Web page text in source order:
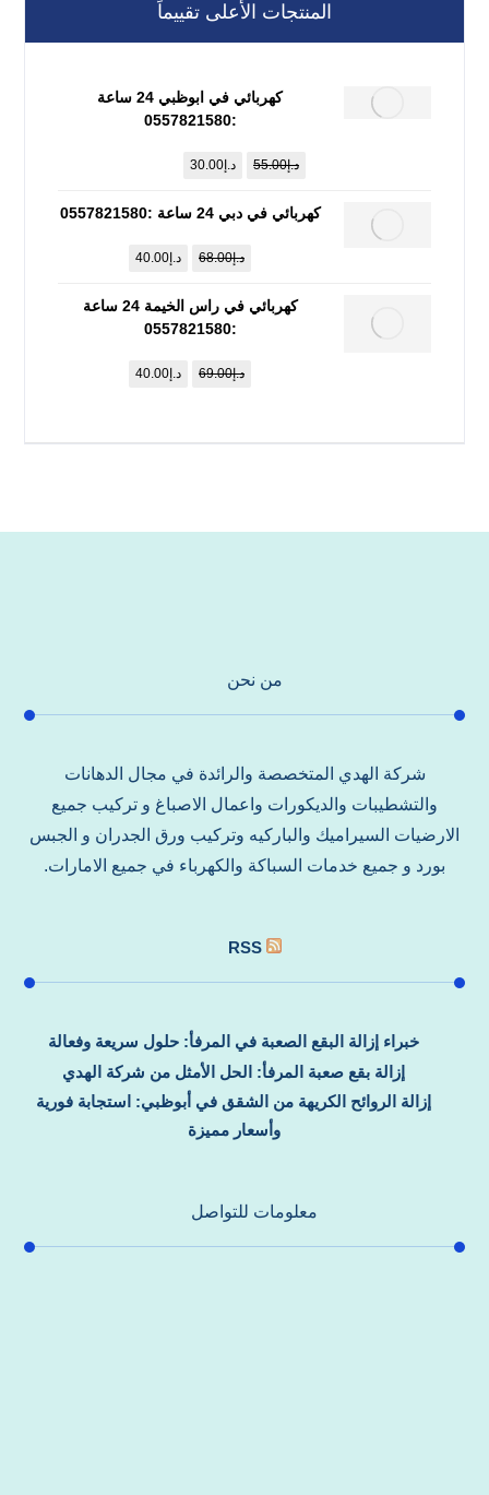
المنتجات الأعلى تقييماً
كهربائي في ابوظبي 24 ساعة
:0557821580
د.إ55.00 د.إ 30.00
كهربائي في دبي 24 ساعة :0557821580
د.إ68.00 د.إ 40.00
كهربائي في راس الخيمة 24 ساعة
:0557821580
د.إ69.00 د.إ 40.00
من نحن
شركة الهدي المتخصصة والرائدة في مجال الدهانات
والتشطيبات والديكورات واعمال الاصباغ و تركيب جميع
الارضيات السيراميك والباركيه وتركيب ورق الجدران و الجبس
بورد و جميع خدمات السباكة والكهرباء في جميع الامارات.
RSS
خبراء إزالة البقع الصعبة في المرفأ: حلول سريعة وفعالة
إزالة بقع صعبة المرفأ: الحل الأمثل من شركة الهدي
إزالة الروائح الكريهة من الشقق في أبوظبي: استجابة فورية
وأسعار مميزة
معلومات للتواصل